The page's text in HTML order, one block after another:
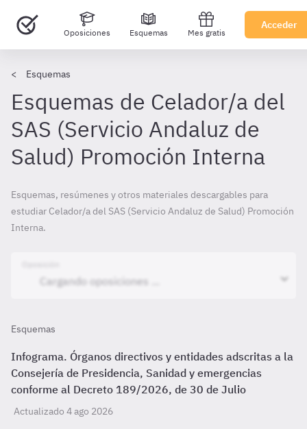
Oposiciones Esquemas Mes gratis
Acceder
Esquemas
Esquemas de Celador/a del
SAS (Servicio Andaluz de
Salud) Promoción Interna
Esquemas, resúmenes y otros materiales descargables para
estudiar Celador/a del SAS (Servicio Andaluz de Salud) Promoción
Interna.
Esquemas
Infograma. Órganos directivos y entidades adscritas a la
Consejería de Presidencia, Sanidad y emergencias
conforme al Decreto 189/2026, de 30 de Julio
Actualizado 4 ago 2026